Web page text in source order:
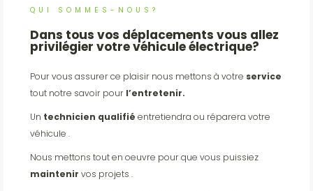
QUI SOMMES-NOUS?
Dans tous vos déplacements vous allez
privilégier votre véhicule électrique?
Pour vous assurer ce plaisir nous mettons à votre service
tout notre savoir pourl’entretenir.
Un technicien qualifié entretiendra ou réparera votre
véhicule .
Nous mettons tout en oeuvre pour que vous puissiez
maintenir vos projets .